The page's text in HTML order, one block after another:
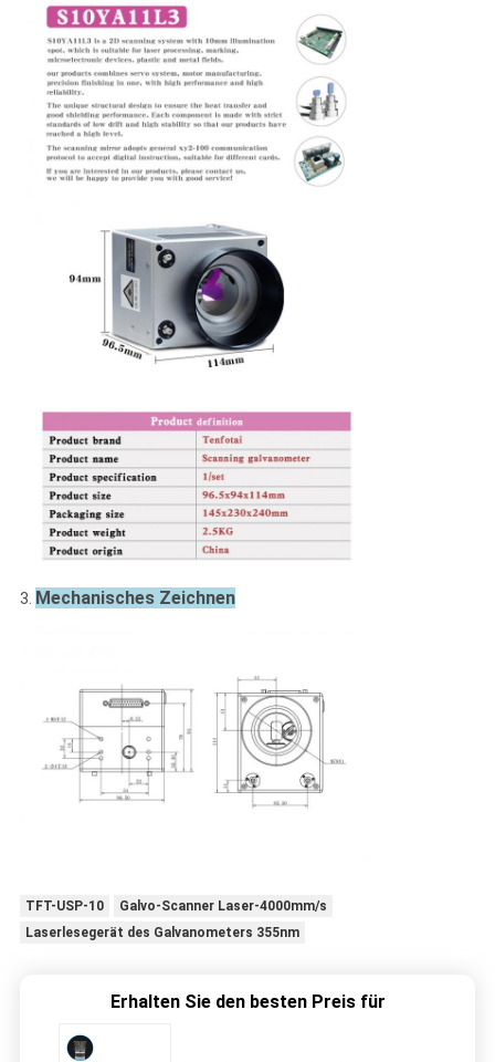
3. Mechanisches Zeichnen
TFT-USP-10
Galvo-Scanner Laser-4000mm/s
Laserlesegerät des Galvanometers 355nm
Erhalten Sie den besten Preis für